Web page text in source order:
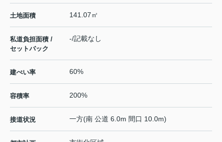
土地面積 141.07㎡
私道負担面積 /
セットバック
-/記載なし
建ぺい率 60%
容積率 200%
接道状況 一方(南 公道 6.0m 間口 10.0m)